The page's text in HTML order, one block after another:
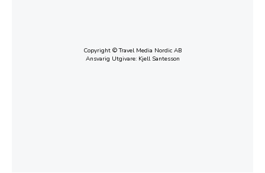
Copyright © Travel Media Nordic AB
Ansvarig Utgivare: Kjell Santesson